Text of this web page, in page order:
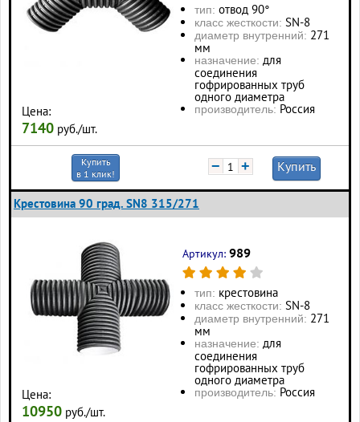
Цена:
7140 руб./шт.
тип: отвод 90°
класс жесткости: SN-8
диаметр внутренний: 271
мм
назначение: для
соединения
гофрированных труб
одного диаметра
производитель: Россия
Купить
в 1 клик!
− + Купить
Крестовина 90 град. SN8 315/271
Цена:
10950 руб./шт.
Артикул: 989
тип: крестовина
класс жесткости: SN-8
диаметр внутренний: 271
мм
назначение: для
соединения
гофрированных труб
одного диаметра
производитель: Россия